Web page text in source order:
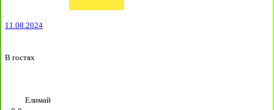
11.08.2024
В гостях
Елимай